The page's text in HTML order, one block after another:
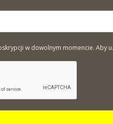
w dowolnym momencie. Aby